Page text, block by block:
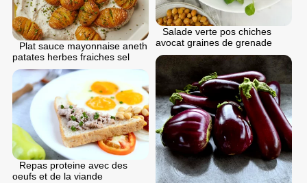
Salade verte pos chiches
avocat graines de grenade
Plat sauce mayonnaise aneth
patates herbes fraiches sel
Repas proteine avec des
oeufs et de la viande